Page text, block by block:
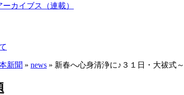
カイブス（連載）
新聞 » news » 新春へ心身清浄に♪３１日・大祓式